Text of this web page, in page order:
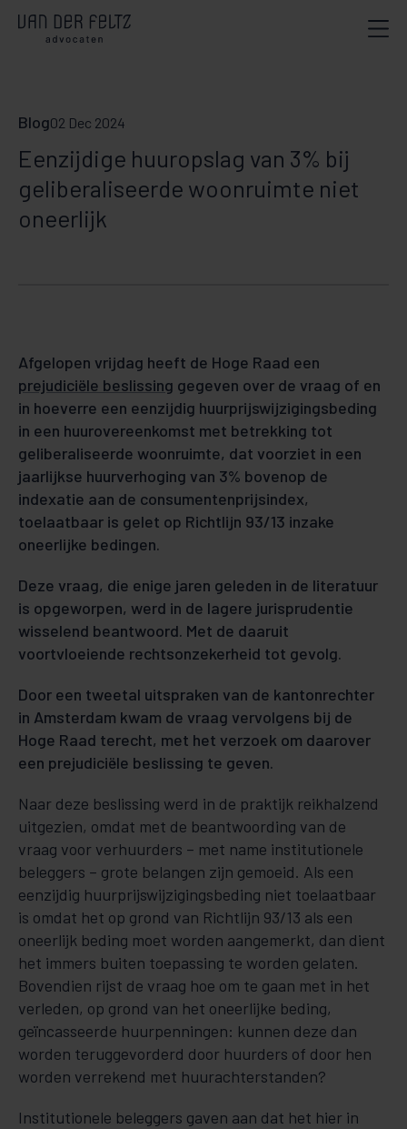
Blog02 Dec 2024
Eenzijdige huuropslag van 3% bij
geliberaliseerde woonruimte niet
oneerlijk
Afgelopen vrijdag heeft de Hoge Raad een
prejudiciële beslissing gegeven over de vraag of en
in hoeverre een eenzijdig huurprijswijzigingsbeding
in een huurovereenkomst met betrekking tot
geliberaliseerde woonruimte, dat voorziet in een
jaarlijkse huurverhoging van 3% bovenop de
indexatie aan de consumentenprijsindex,
toelaatbaar is gelet op Richtlijn 93/13 inzake
oneerlijke bedingen.
Deze vraag, die enige jaren geleden in de literatuur
is opgeworpen, werd in de lagere jurisprudentie
wisselend beantwoord. Met de daaruit
voortvloeiende rechtsonzekerheid tot gevolg.
Door een tweetal uitspraken van de kantonrechter
in Amsterdam kwam de vraag vervolgens bij de
Hoge Raad terecht, met het verzoek om daarover
een prejudiciële beslissing te geven.
Naar deze beslissing werd in de praktijk reikhalzend
uitgezien, omdat met de beantwoording van de
vraag voor verhuurders – met name institutionele
beleggers – grote belangen zijn gemoeid. Als een
eenzijdig huurprijswijzigingsbeding niet toelaatbaar
is omdat het op grond van Richtlijn 93/13 als een
oneerlijk beding moet worden aangemerkt, dan dient
het immers buiten toepassing te worden gelaten.
Bovendien rijst de vraag hoe om te gaan met in het
verleden, op grond van het oneerlijke beding,
geïncasseerde huurpenningen: kunnen deze dan
worden teruggevorderd door huurders of door hen
worden verrekend met huurachterstanden?
Institutionele beleggers gaven aan dat het hier in